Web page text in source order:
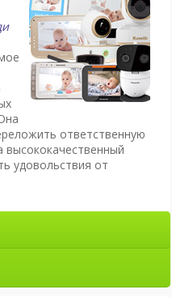
ответственную
высококачественный
удовольствия от